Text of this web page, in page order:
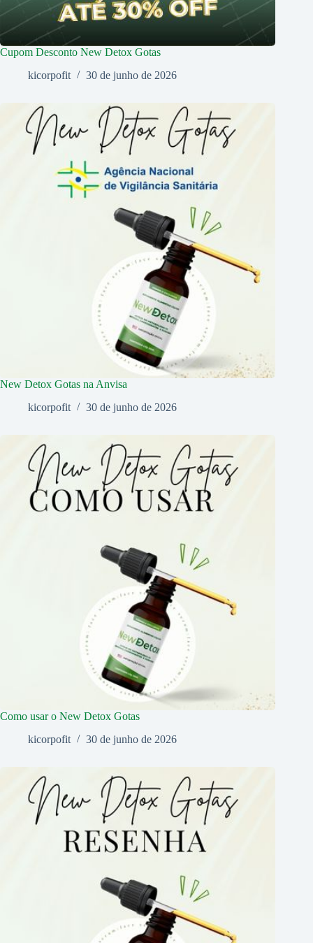
Cupom Desconto New Detox Gotas
kicorpofit
30 de junho de 2026
New Detox Gotas na Anvisa
kicorpofit
30 de junho de 2026
Como usar o New Detox Gotas
kicorpofit
30 de junho de 2026